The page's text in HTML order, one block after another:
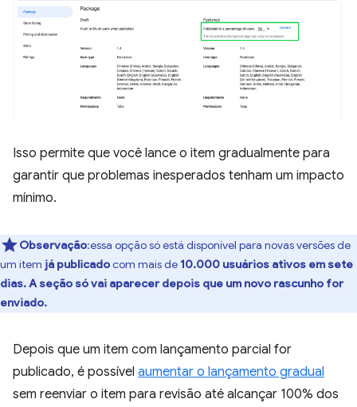
Isso permite que você lance o item gradualmente para
garantir que problemas inesperados tenham um impacto
mínimo.
Observação:essa opção só está disponível para novas versões de
um item já publicadocom mais de10.000 usuários ativos em sete
dias. A seção só vai aparecer depois que um novo rascunho for
enviado.
Depois que um item com lançamento parcial for
publicado, é possível aumentar o lançamento gradual
sem reenviar o item para revisão até alcançar 100% dos